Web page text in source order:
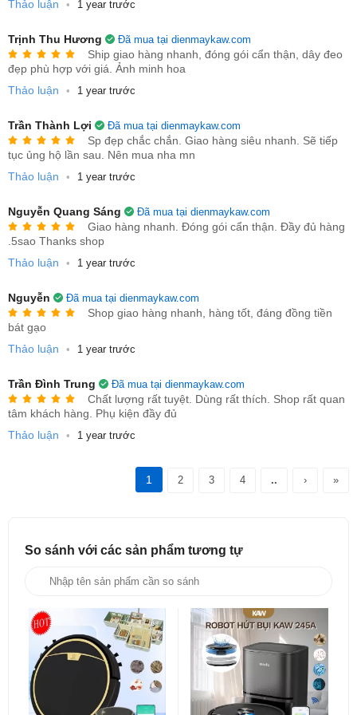
3. Lợi ích khi sử dụng
​​​​​​​Tiết kiệm thời gian: Dọn dẹp nhà cửa hoàn toàn tự
động, giải phóng đôi tay bạn.
hợp với nhiều loại sàn.
nhận diện khu vực bẩn để làm sạch kỹ hơn.
Tiết kiệm năng lượng: Tối ưu hiệu suất pin, tự động
quay về sạc.
Vận hành êm ái: Độ ồn thấp, không làm ảnh hưởng
Thảo luận • 1 year trước
Trịnh Thu Hương Đã mua tại dienmaykaw.com
Ship giao hàng nhanh, đóng gói cẩn thận, dây đeo
đẹp phù hợp với giá. Ảnh minh hoa
Thảo luận
• 1 year trước
Trần Thành Lợi Đã mua tại dienmaykaw.com
Sp đẹp chắc chắn. Giao hàng siêu nhanh. Sẽ tiếp
tục ủng hộ lần sau. Nên mua nha mn
Thảo luận
• 1 year trước
Nguyễn Quang Sáng Đã mua tại dienmaykaw.com
Giao hàng nhanh. Đóng gói cẩn thận. Đầy đủ hàng
.5sao Thanks shop
Thảo luận
• 1 year trước
Nguyễn Đã mua tại dienmaykaw.com
Shop giao hàng nhanh, hàng tốt, đáng đồng tiền
bát gạo
Thảo luận
• 1 year trước
Trần Ðình Trung Đã mua tại dienmaykaw.com
Chất lượng rất tuyệt. Dùng rất thích. Shop rất quan
tâm khách hàng. Phụ kiện đầy đủ
Thảo luận
• 1 year trước
1 2 3 4 .. › »
So sánh với các sản phẩm tương tự